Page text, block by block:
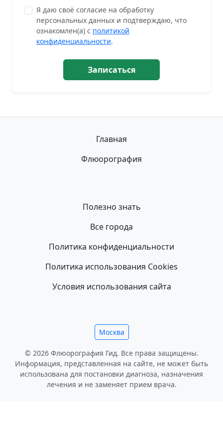
Я даю своё согласие на обработку
персональных данных и подтверждаю, что
ознакомлен(а) с политикой
конфиденциальности.
Записаться
Главная
Флюорография
Полезно знать
Все города
Политика конфиденциальности
Политика использования Cookies
Условия использования сайта
Москва
© 2026 Флюорография Гид. Все права защищены.
Информация, представленная на сайте, не может быть
использована для постановки диагноза, назначения
лечения и не заменяет прием врача.